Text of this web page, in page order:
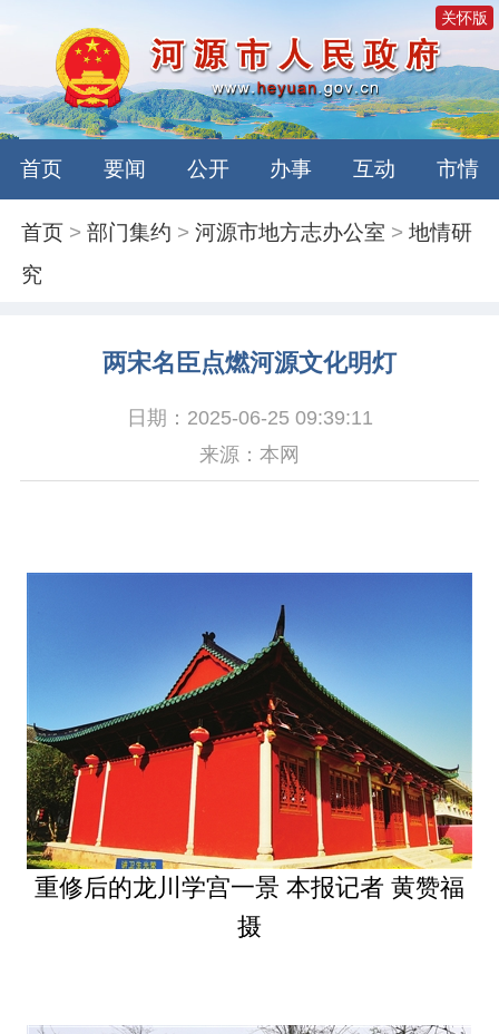
关怀版
首页 要闻 公开 办事 互动 市情
首页 >部门集约 >河源市地方志办公室 >地情研
究
两宋名臣点燃河源文化明灯
日期：2025-06-25 09:39:11
来源：本网
重修后的龙川学宫一景 本报记者 黄赞福
摄